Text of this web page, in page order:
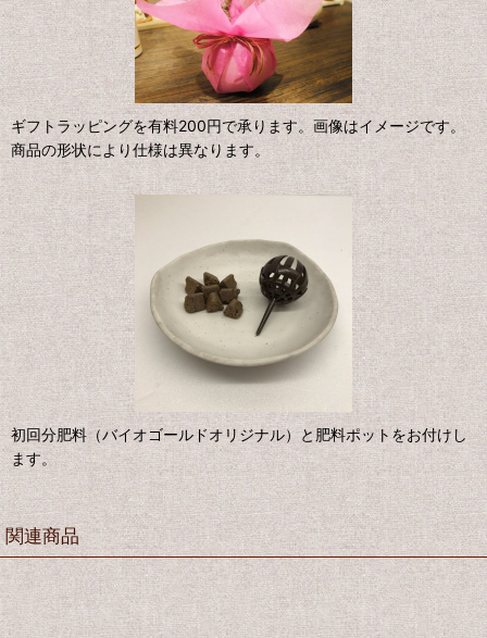
ギフトラッピングを有料200円で承ります。画像はイメージです。
商品の形状により仕様は異なります。
初回分肥料（バイオゴールドオリジナル）と肥料ポットをお付けし
ます。
関連商品